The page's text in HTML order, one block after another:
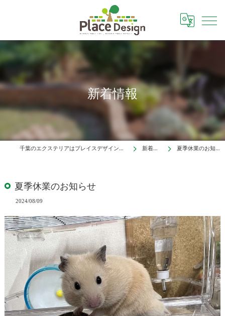
新着情報
千葉のエクステリアはプレイスデザイン株式会社 新着情報 夏季休業のお知らせ
夏季休業のお知らせ
2024/08/09